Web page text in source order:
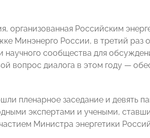
организованная Российским
Минэнерго России, в третий раз
научного сообщества для
вопрос диалога в этом году —
пленарное заседание и девять
экспертами и учеными,
Министра энергетики